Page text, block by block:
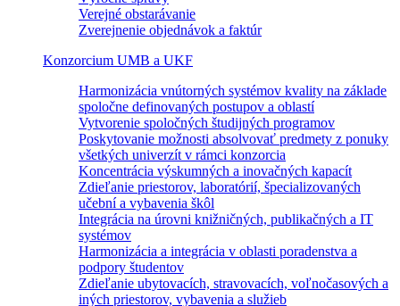
Verejné obstarávanie
Zverejnenie objednávok a faktúr
Konzorcium UMB a UKF
Harmonizácia vnútorných systémov kvality na základe
spoločne definovaných postupov a oblastí
Vytvorenie spoločných študijných programov
Poskytovanie možnosti absolvovať predmety z ponuky
všetkých univerzít v rámci konzorcia
Koncentrácia výskumných a inovačných kapacít
Zdieľanie priestorov, laboratórií, špecializovaných
učební a vybavenia škôl
Integrácia na úrovni knižničných, publikačných a IT
systémov
Harmonizácia a integrácia v oblasti poradenstva a
podpory študentov
Zdieľanie ubytovacích, stravovacích, voľnočasových a
iných priestorov, vybavenia a služieb